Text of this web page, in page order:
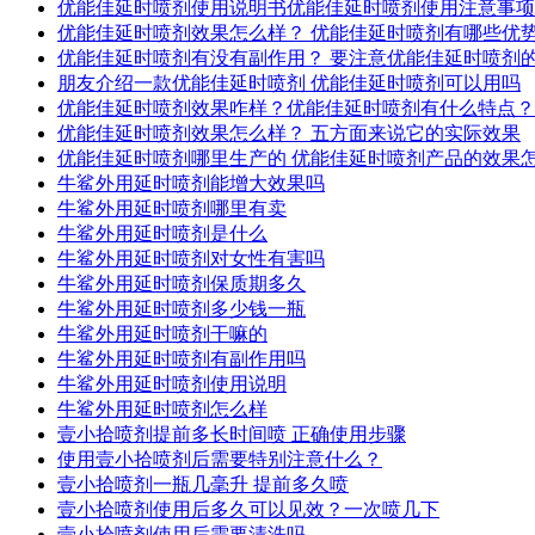
优能佳延时喷剂使用说明书优能佳延时喷剂使用注意事项
优能佳延时喷剂效果怎么样？ 优能佳延时喷剂有哪些优
优能佳延时喷剂有没有副作用？ 要注意优能佳延时喷剂
朋友介绍一款优能佳延时喷剂 优能佳延时喷剂可以用吗
优能佳延时喷剂效果咋样？优能佳延时喷剂有什么特点？
优能佳延时喷剂效果怎么样？ 五方面来说它的实际效果
优能佳延时喷剂哪里生产的 优能佳延时喷剂产品的效果
牛鲨外用延时喷剂能增大效果吗
牛鲨外用延时喷剂哪里有卖
牛鲨外用延时喷剂是什么
牛鲨外用延时喷剂对女性有害吗
牛鲨外用延时喷剂保质期多久
牛鲨外用延时喷剂多少钱一瓶
牛鲨外用延时喷剂干嘛的
牛鲨外用延时喷剂有副作用吗
牛鲨外用延时喷剂使用说明
牛鲨外用延时喷剂怎么样
壹小拾喷剂提前多长时间喷 正确使用步骤
使用壹小拾喷剂后需要特别注意什么？
壹小拾喷剂一瓶几毫升 提前多久喷
壹小拾喷剂使用后多久可以见效？一次喷几下